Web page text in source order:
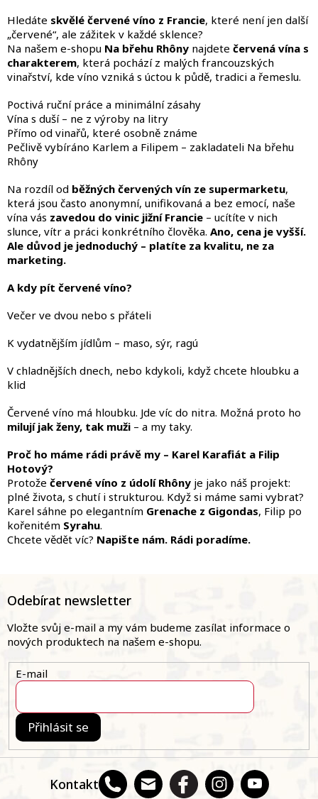
l
á
d
a
c
í
p
r
v
k
y
p
i
s
u
Hledáte skvělé červené víno z Francie, které není jen další
„červené“, ale zážitek v každé sklence?
Na našem e-shopu Na břehu Rhôny najdete červená vína s
charakterem, která pochází z malých francouzských
vinařství, kde víno vzniká s úctou k půdě, tradici a řemeslu.
Poctivá ruční práce a minimální zásahy
Vína s duší – ne z výroby na litry
Přímo od vinařů, které osobně známe
Pečlivě vybíráno Karlem a Filipem – zakladateli Na břehu
Rhôny
Na rozdíl od běžných červených vín ze supermarketu,
která jsou často anonymní, unifikovaná a bez emocí, naše
vína vás zavedou do vinic jižní Francie – ucítíte v nich
slunce, vítr a práci konkrétního člověka. Ano, cena je vyšší.
Ale důvod je jednoduchý – platíte za kvalitu, ne za
marketing.
A kdy pít červené víno?
Večer ve dvou nebo s přáteli
K vydatnějším jídlům – maso, sýr, ragú
V chladnějších dnech, nebo kdykoli, když chcete hloubku a
klid
Červené víno má hloubku. Jde víc do nitra. Možná proto ho
milují jak ženy, tak muži – a my taky.
Proč ho máme rádi právě my – Karel Karafiát a Filip
Hotový?
Protože červené víno z údolí Rhôny je jako náš projekt:
plné života, s chutí i strukturou. Když si máme sami vybrat?
Karel sáhne po elegantním Grenache z Gigondas, Filip po
kořenitém Syrahu.
Chcete vědět víc? Napište nám. Rádi poradíme.
a
Kontakt
Odebírat newsletter
Vložte svůj e-mail a my vám budeme zasílat informace o
nových produktech na našem e-shopu.
E-mail
Přihlásit se